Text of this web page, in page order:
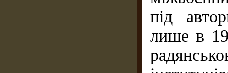
під
лише в